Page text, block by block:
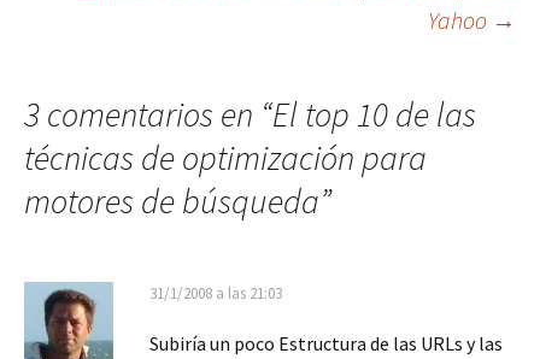
Yahoo →
3 comentarios en “El top 10 de las
técnicas de optimización para
motores de búsqueda”
31/1/2008 a las 21:03
Subiría un poco Estructura de las URLs y las